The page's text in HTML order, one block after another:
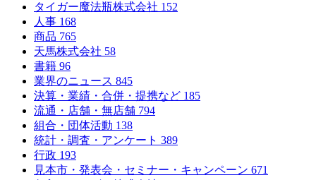
タイガー魔法瓶株式会社 152
人事 168
商品 765
天馬株式会社 58
書籍 96
業界のニュース 845
決算・業績・合併・提携など 185
流通・店舗・無店舗 794
組合・団体活動 138
統計・調査・アンケート 389
行政 193
見本市・発表会・セミナー・キャンペーン 671